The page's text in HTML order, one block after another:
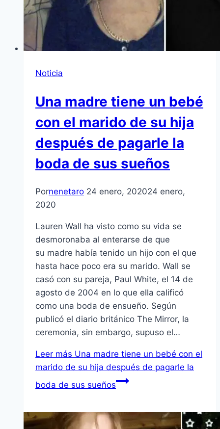
Noticia
Una madre tiene un bebé
con el marido de su hija
después de pagarle la
boda de sus sueños
Pornenetaro 24 enero, 202024 enero,
2020
Lauren Wall ha visto como su vida se
desmoronaba al enterarse de que
su madre había tenido un hijo con el que
hasta hace poco era su marido. Wall se
casó con su pareja, Paul White, el 14 de
agosto de 2004 en lo que ella calificó
como una boda de ensueño. Según
publicó el diario británico The Mirror, la
ceremonia, sin embargo, supuso el…
Leer más Una madre tiene un bebé con el
marido de su hija después de pagarle la
boda de sus sueños